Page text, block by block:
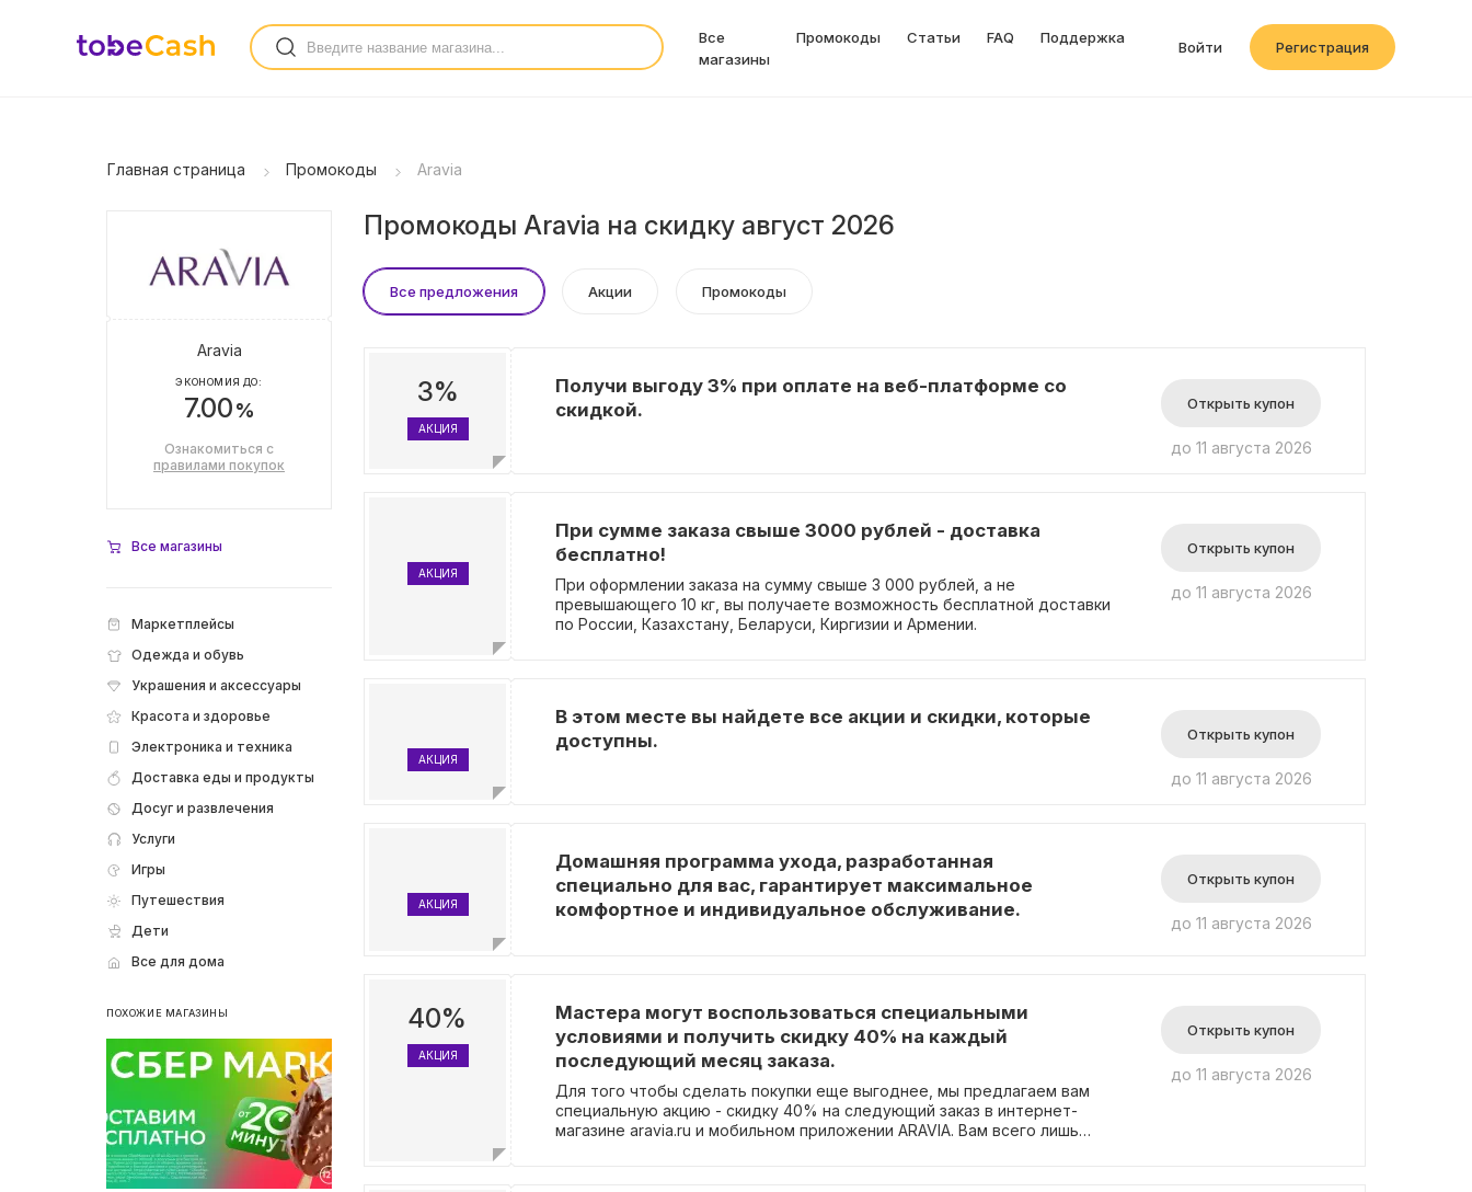
Все
магазины
Промокоды Статьи FAQ Поддержка
Войти Регистрация
Главная страница Промокоды Aravia
Aravia
ЭКОНОМИЯ ДО:
7.00%
Ознакомиться с
правилами покупок
Все магазины
Маркетплейсы
Одежда и обувь
Украшения и аксессуары
Красота и здоровье
Электроника и техника
Доставка еды и продукты
Досуг и развлечения
Услуги
Игры
Путешествия
Дети
Все для дома
ПОХОЖИЕ МАГАЗИНЫ
Промокоды Aravia на скидку август 2026
Все предложения Акции Промокоды
3%
АКЦИЯ
Получи выгоду 3% при оплате на веб-платформе со
скидкой.
Открыть купон
до 11 августа 2026
АКЦИЯ
При сумме заказа свыше 3000 рублей - доставка
бесплатно!
При оформлении заказа на сумму свыше 3 000 рублей, а не
превышающего 10 кг, вы получаете возможность бесплатной доставки
по России, Казахстану, Беларуси, Киргизии и Армении.
Открыть купон
до 11 августа 2026
АКЦИЯ
В этом месте вы найдете все акции и скидки, которые
доступны.
Открыть купон
до 11 августа 2026
АКЦИЯ
Домашняя программа ухода, разработанная
специально для вас, гарантирует максимальное
комфортное и индивидуальное обслуживание.
Открыть купон
до 11 августа 2026
40%
АКЦИЯ
Мастера могут воспользоваться специальными
условиями и получить скидку 40% на каждый
последующий месяц заказа.
Для того чтобы сделать покупки еще выгоднее, мы предлагаем вам
специальную акцию - скидку 40% на следующий заказ в интернет-
магазине aravia.ru и мобильном приложении ARAVIA. Вам всего лишь
Открыть купон
до 11 августа 2026